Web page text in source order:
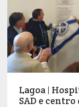
Lagoa |
SAD e centro